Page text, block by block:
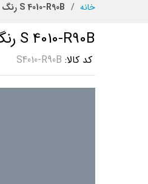
خانه S 4010-R90B رنگ
S 4010-R90B رنگ
کد کالا S4010-R90B